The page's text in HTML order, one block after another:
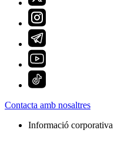
Contacta amb nosaltres
Informació corporativa